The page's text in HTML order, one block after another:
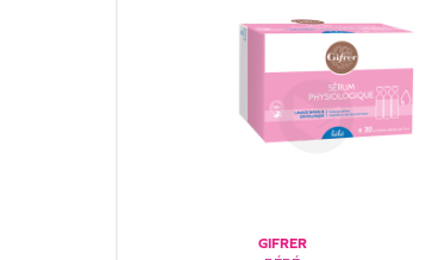
GIFRER